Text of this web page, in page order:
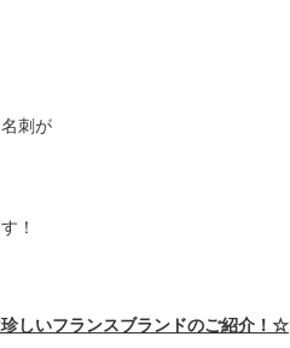
刺が
！
しいフランスブランドのご紹介！☆